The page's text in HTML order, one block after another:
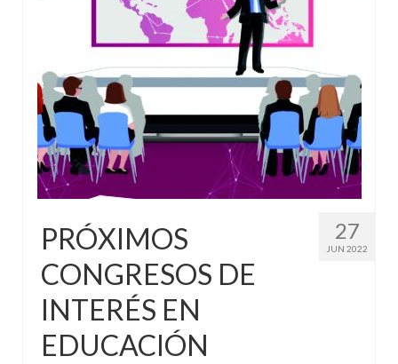
27
JUN 2022
PRÓXIMOS
CONGRESOS DE
INTERÉS EN
EDUCACIÓN